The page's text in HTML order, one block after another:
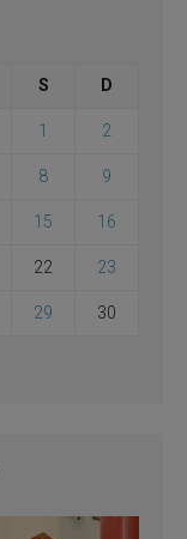
S D
1 2
8 9
15 16
22 23
29 30